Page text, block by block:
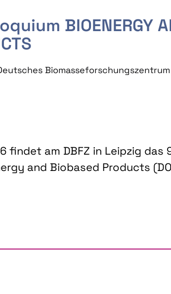
BIOENERGY
Biomasseforschungszentrum
findet am DBFZ in Leipzig das
and Biobased Products
BIOENERGY AND BIOBASED